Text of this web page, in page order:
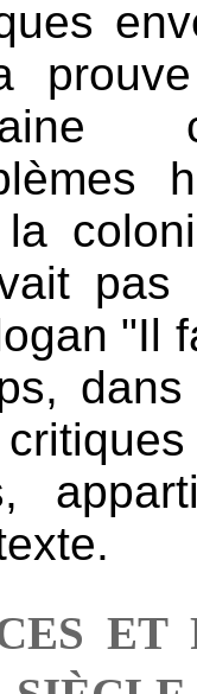
pas
"Il
ET